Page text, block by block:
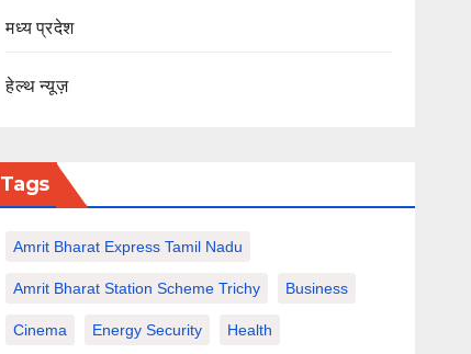
मध्य प्रदेश
हेल्थ न्यूज़
Tags
Amrit Bharat Express Tamil Nadu
Amrit Bharat Station Scheme Trichy Business
Cinema Energy Security Health